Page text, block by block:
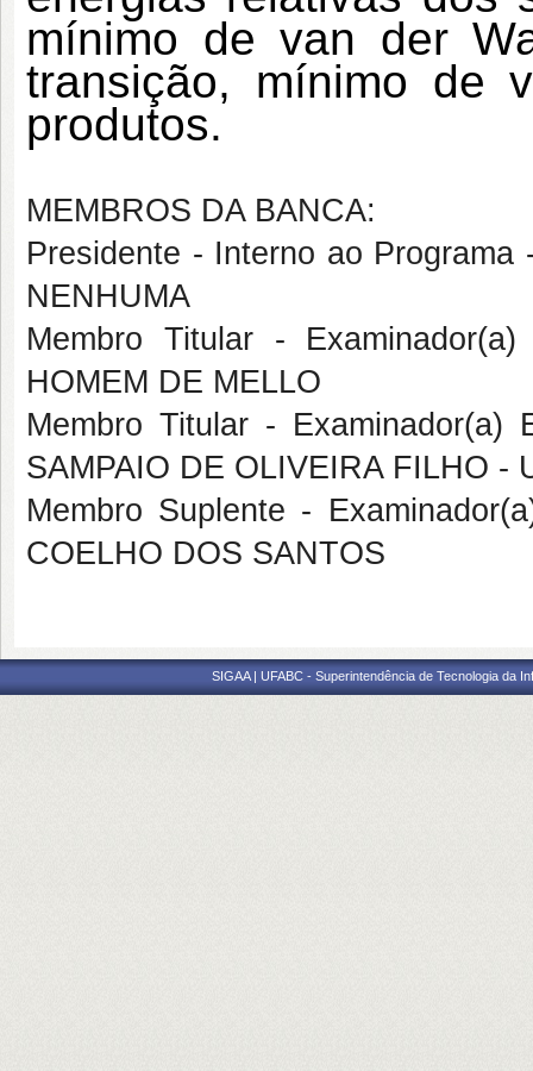
mínimo de van der
transição, mínimo de
produtos.
MEMBROS DA BANCA:
Presidente - Interno ao
NENHUMA
Membro Titular -
HOMEM DE MELLO
Membro Titular - Examinador(a)
SAMPAIO DE OLIVEIRA FILHO -
Membro Suplente -
COELHO DOS SANTOS
SIGAA | UFABC - Superintendência de Tecnologia da